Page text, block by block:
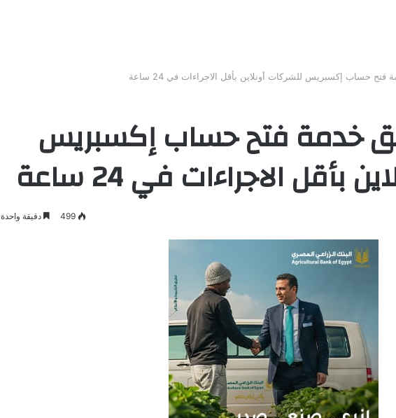
حساب إكسبريس للشركات أونلاين بأقل الاجراءات في 24 ساعة
خدمة فتح حساب إكسبريس
بأقل الاجراءات في 24 ساعة
499 دقيقة واحدة